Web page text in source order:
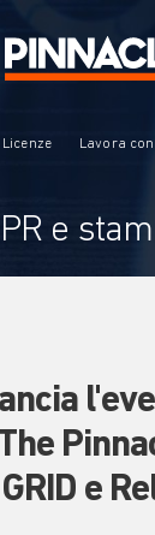
Licenze Lavora
PR e
e